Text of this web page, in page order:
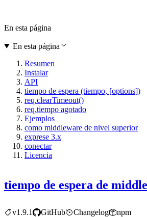
tiempo de espera de
v1.9.1 GitHub Changelog npm
En esta página
En esta página
Resumen
Instalar
API
tiempo de espera (tiempo, [options])
req.clearTimeout()
req.tiempo agotado
Ejemplos
como middleware de nivel superior
exprese 3.x
conectar
Licencia